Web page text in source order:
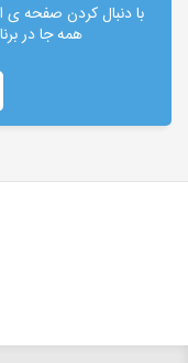
با دنبال کردن صفحه ی
همه جا در